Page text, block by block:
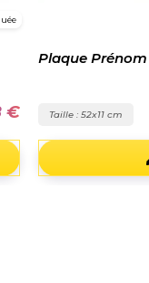
€
Plaque
Taille : 52x11 cm